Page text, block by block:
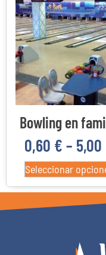
Categorías del producto
22
Costa Daurada
Bowling en
0,60 € – 5,00
Seleccionar